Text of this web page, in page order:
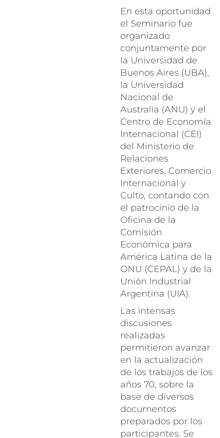
En esta oportunidad
el Seminario fue
organizado
conjuntamente por
la Universidad de
Buenos Aires (UBA),
la Universidad
Nacional de
Australia (ANU) y el
Centro de Economía
Internacional (CEI)
del Ministerio de
Relaciones
Exteriores, Comercio
Internacional y
Culto, contando con
el patrocinio de la
Oficina de la
Comisión
Económica para
América Latina de la
ONU (CEPAL) y de la
Unión Industrial
Argentina (UIA).
Las intensas
discusiones
realizadas
permitieron avanzar
en la actualización
de los trabajos de los
años 70, sobre la
base de diversos
documentos
preparados por los
participantes. Se